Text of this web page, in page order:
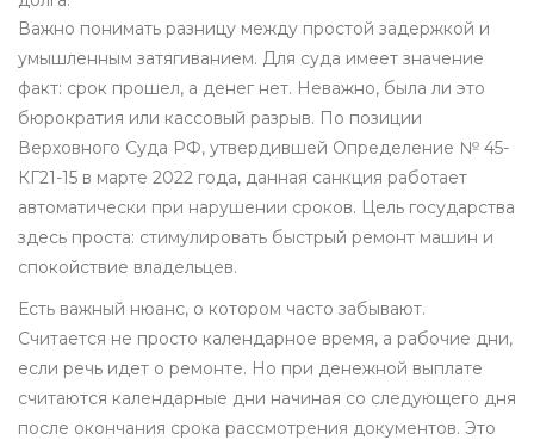
Важно понимать разницу между простой задержкой и
умышленным затягиванием. Для суда имеет значение
факт: срок прошел, а денег нет. Неважно, была ли это
бюрократия или кассовый разрыв. По позиции
Верховного Суда РФ, утвердившей Определение № 45-
КГ21-15 в марте 2022 года, данная санкция работает
автоматически при нарушении сроков. Цель государства
здесь проста: стимулировать быстрый ремонт машин и
спокойствие владельцев.
Есть важный нюанс, о котором часто забывают.
Считается не просто календарное время, а рабочие дни,
если речь идет о ремонте. Но при денежной выплате
считаются календарные дни начиная со следующего дня
после окончания срока рассмотрения документов. Это